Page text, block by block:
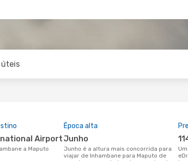
Airport
a Maputo
Época alta
junho
junho é a altura mais concorrida para
viajar de Inhambane para Maputo de
Um voo de Inhambane para Maputo na